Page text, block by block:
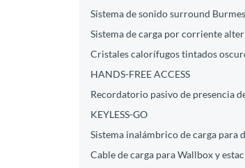
Sistema de sonido surround
Sistema de carga por corriente
Cristales calorífugos tintados
HANDS-FREE ACCESS
Recordatorio pasivo de presencia
KEYLESS-GO
Sistema inalámbrico de carga para
Cable de carga para Wallbox y